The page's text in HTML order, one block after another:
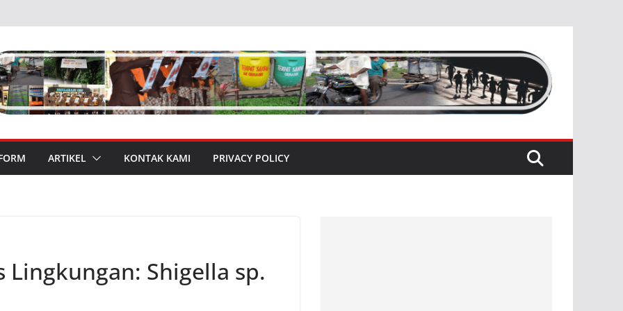
ARTIKEL KONTAK KAMI PRIVACY POLICY
Lingkungan: Shigella sp.